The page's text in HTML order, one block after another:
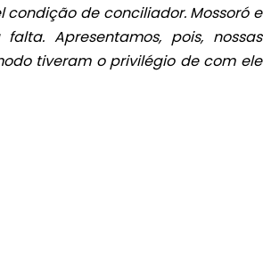
de conciliador. Mossoró e
Apresentamos, pois, nossas
tiveram o privilégio de com ele